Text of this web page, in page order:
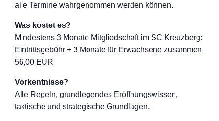
alle Termine wahrgenommen werden können.
Was kostet es?
Mindestens 3 Monate Mitgliedschaft im SC Kreuzberg:
Eintrittsgebühr + 3 Monate für Erwachsene zusammen
56,00 EUR
Vorkentnisse?
Alle Regeln, grundlegendes Eröffnungswissen,
taktische und strategische Grundlagen,